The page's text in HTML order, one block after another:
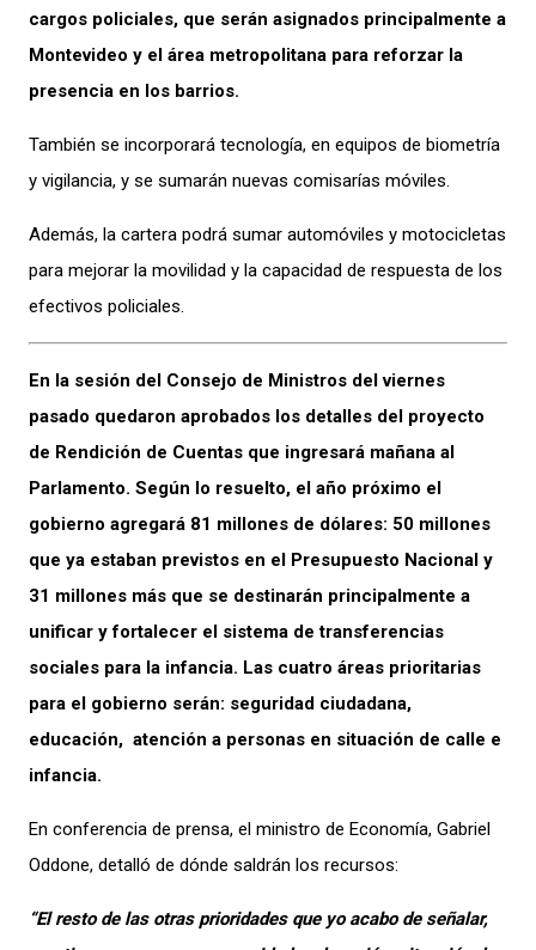
cargos policiales, que serán asignados principalmente a
Montevideo y el área metropolitana para reforzar la
presencia en los barrios.
También se incorporará tecnología, en equipos de biometría
y vigilancia, y se sumarán nuevas comisarías móviles.
Además, la cartera podrá sumar automóviles y motocicletas
para mejorar la movilidad y la capacidad de respuesta de los
efectivos policiales.
En la sesión del Consejo de Ministros del viernes
pasado quedaron aprobados los detalles del proyecto
de Rendición de Cuentas que ingresará mañana al
Parlamento. Según lo resuelto, el año próximo el
gobierno agregará 81 millones de dólares: 50 millones
que ya estaban previstos en el Presupuesto Nacional y
31 millones más que se destinarán principalmente a
unificar y fortalecer el sistema de transferencias
sociales para la infancia. Las cuatro áreas prioritarias
para el gobierno serán: seguridad ciudadana,
educación, atención a personas en situación de calle e
infancia.
En conferencia de prensa, el ministro de Economía, Gabriel
Oddone, detalló de dónde saldrán los recursos:
“El resto de las otras prioridades que yo acabo de señalar,